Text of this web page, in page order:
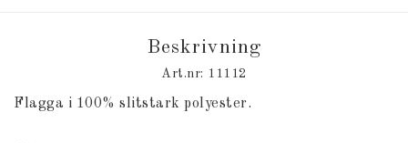
Beskrivning
Art.nr: 11112
Flagga i 100% slitstark polyester.